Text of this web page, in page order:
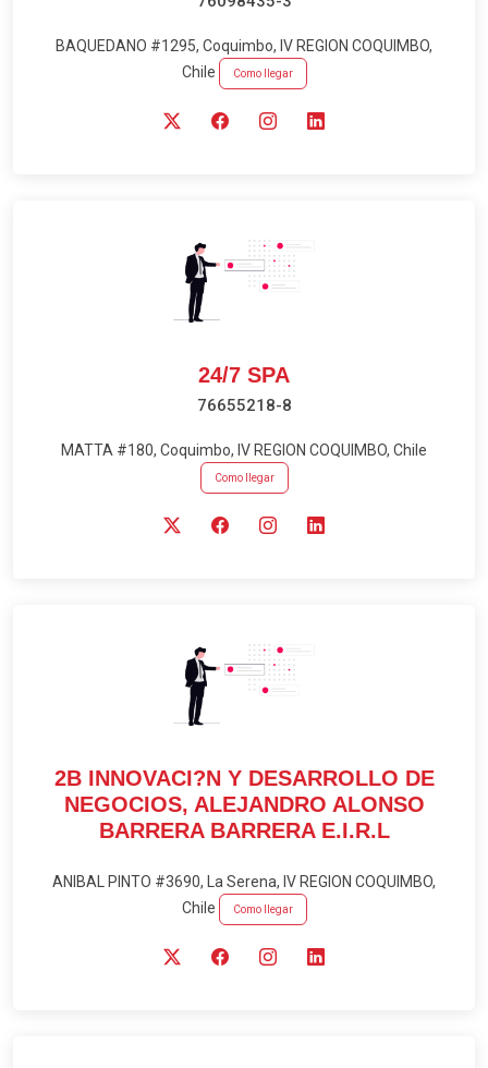
BAQUEDANO #1295, Coquimbo, IV REGION COQUIMBO,
Chile
Como llegar
24/7 SPA
76655218-8
MATTA #180, Coquimbo, IV REGION COQUIMBO, Chile
Como llegar
2B INNOVACI?N Y DESARROLLO DE
NEGOCIOS, ALEJANDRO ALONSO
BARRERA BARRERA E.I.R.L
ANIBAL PINTO #3690, La Serena, IV REGION COQUIMBO,
Chile
Como llegar